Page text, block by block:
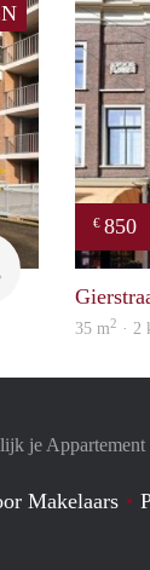
finder
€ 850
35 m2 · 2
je Appartement
Makelaars